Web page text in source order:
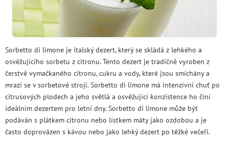
Sorbetto di limone je italský dezert, který se skládá z lehkého a
osvěžujícího sorbetu z citronu. Tento dezert je tradičně vyroben z
čerstvě vymačkaného citronu, cukru a vody, které jsou smíchány a
mrazí se v sorbetové stroji. Sorbetto di limone má intenzivní chuť po
citrusových plodech a jeho světlá a osvěžující konzistence ho činí
ideálním dezertem pro letní dny. Sorbetto di limone může být
podáván s plátkem citronu nebo lístkem máty jako ozdobou a je
často doprovázen s kávou nebo jako lehký dezert po těžké večeři.